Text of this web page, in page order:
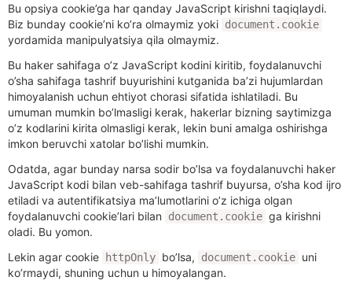
Bu opsiya cookie’ga har qanday JavaScript kirishni taqiqlaydi.
Biz bunday cookie’ni ko’ra olmaymiz yoki document.cookie
yordamida manipulyatsiya qila olmaymiz.
Bu haker sahifaga o’z JavaScript kodini kiritib, foydalanuvchi
o’sha sahifaga tashrif buyurishini kutganida ba’zi hujumlardan
himoyalanish uchun ehtiyot chorasi sifatida ishlatiladi. Bu
umuman mumkin bo’lmasligi kerak, hakerlar bizning saytimizga
o’z kodlarini kirita olmasligi kerak, lekin buni amalga oshirishga
imkon beruvchi xatolar bo’lishi mumkin.
Odatda, agar bunday narsa sodir bo’lsa va foydalanuvchi haker
JavaScript kodi bilan veb-sahifaga tashrif buyursa, o’sha kod ijro
etiladi va autentifikatsiya ma’lumotlarini o’z ichiga olgan
foydalanuvchi cookie’lari bilan
document.cookie ga kirishni
oladi. Bu yomon.
Lekin agar cookie
httpOnly bo’lsa, document.cookie uni
ko’rmaydi, shuning uchun u himoyalangan.